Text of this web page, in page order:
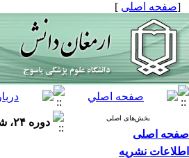
[صفحه اصلی ]
بخش‌های اصلی
صفحه اصلی
اطلاعات نشریه
دوره ۲۴، شماره ۳ و ضمیمه۱ - ( ۴-۱۳۹۸ )